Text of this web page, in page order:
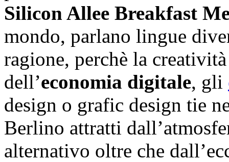
Silicon Allee Breakfast
mondo, parlano lingue
ragione, perchè la
dell’economia digitale, gli
design o grafic design tie
Berlino attratti
alternativo oltre che